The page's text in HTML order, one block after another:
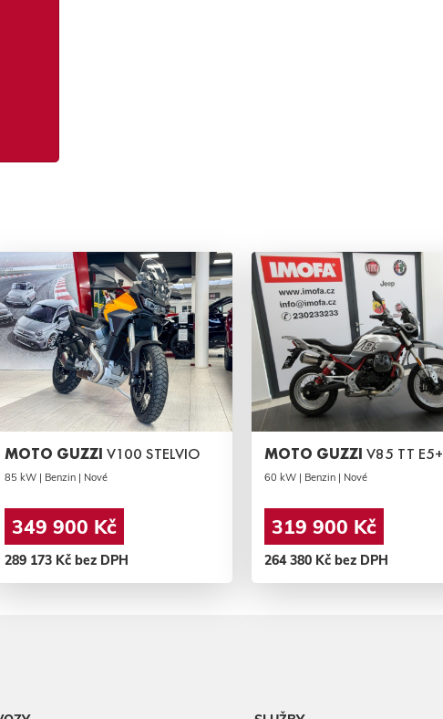
MOTO GUZZI V100 STELVIO
85 kW | Benzin | Nové
349 900 Kč
289 173 Kč bez DPH
MOTO GUZZI V85 TT E5+
60 kW | Benzin | Nové
319 900 Kč
264 380 Kč bez DPH